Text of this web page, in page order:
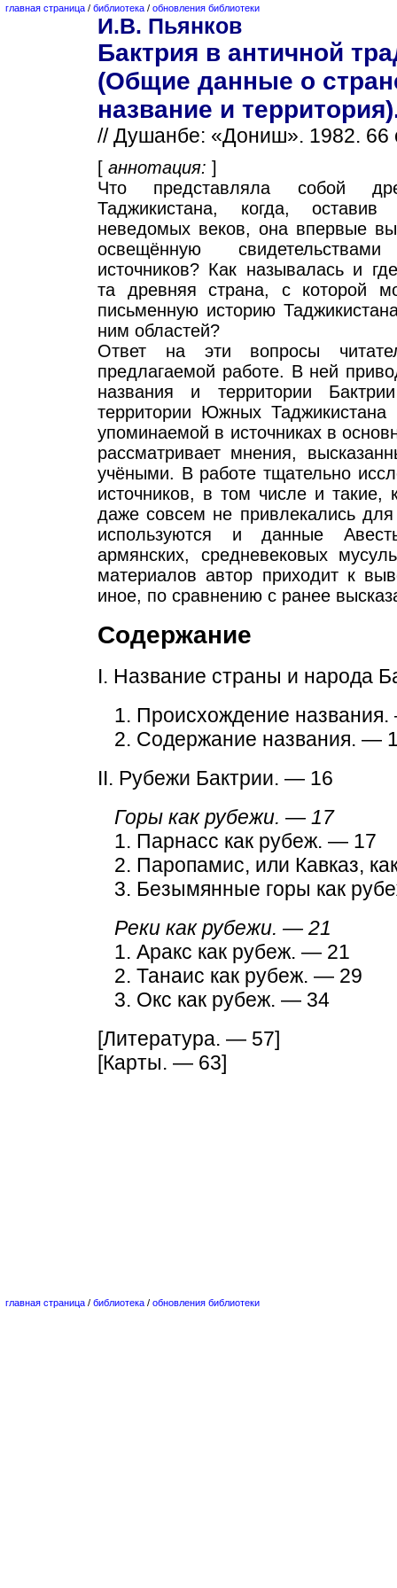
главная страница / библиотека / обновления библиотеки
И.В. Пьянков
Бактрия в античной
(Общие данные о
название и
// Душанбе: «Дониш». 1982. 66
[ аннотация: ]
Что представляла собой
Таджикистана, когда,
неведомых веков, она впервые
освещённую
источников? Как называлась и
та древняя страна, с которой
письменную историю
ним областей?
Ответ на эти вопросы
предлагаемой работе. В ней
названия и территории
территории Южных
упоминаемой в источниках в
рассматривает мнения,
учёными. В работе тщательно
источников, в том числе и
даже совсем не привлекались
используются и данные
армянских, средневековых
материалов автор приходит к
иное, по сравнению с ранее
Содержание
I. Название страны и народа
1. Происхождение
2. Содержание названия. —
II. Рубежи Бактрии. — 16
Горы как рубежи. — 17
1. Парнасс как рубеж. — 17
2. Паропамис, или Кавказ,
3. Безымянные горы как
Реки как рубежи. — 21
1. Аракс как рубеж. — 21
2. Танаис как рубеж. — 29
3. Окс как рубеж. — 34
[Литература. — 57]
[Карты. — 63]
главная страница / библиотека / обновления библиотеки